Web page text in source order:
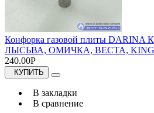
Конфорка газовой плиты DARINA
ЛЫСЬВА, ОМИЧКА, ВЕСТА, KING
240.00Р
КУПИТЬ
В закладки
В сравнение